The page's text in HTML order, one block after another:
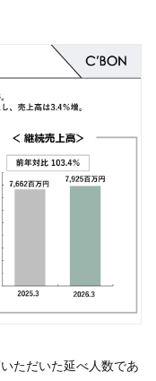
ただいた延べ人数であ